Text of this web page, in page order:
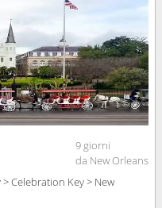
9 giorni
da New Orleans
Celebration Key > New